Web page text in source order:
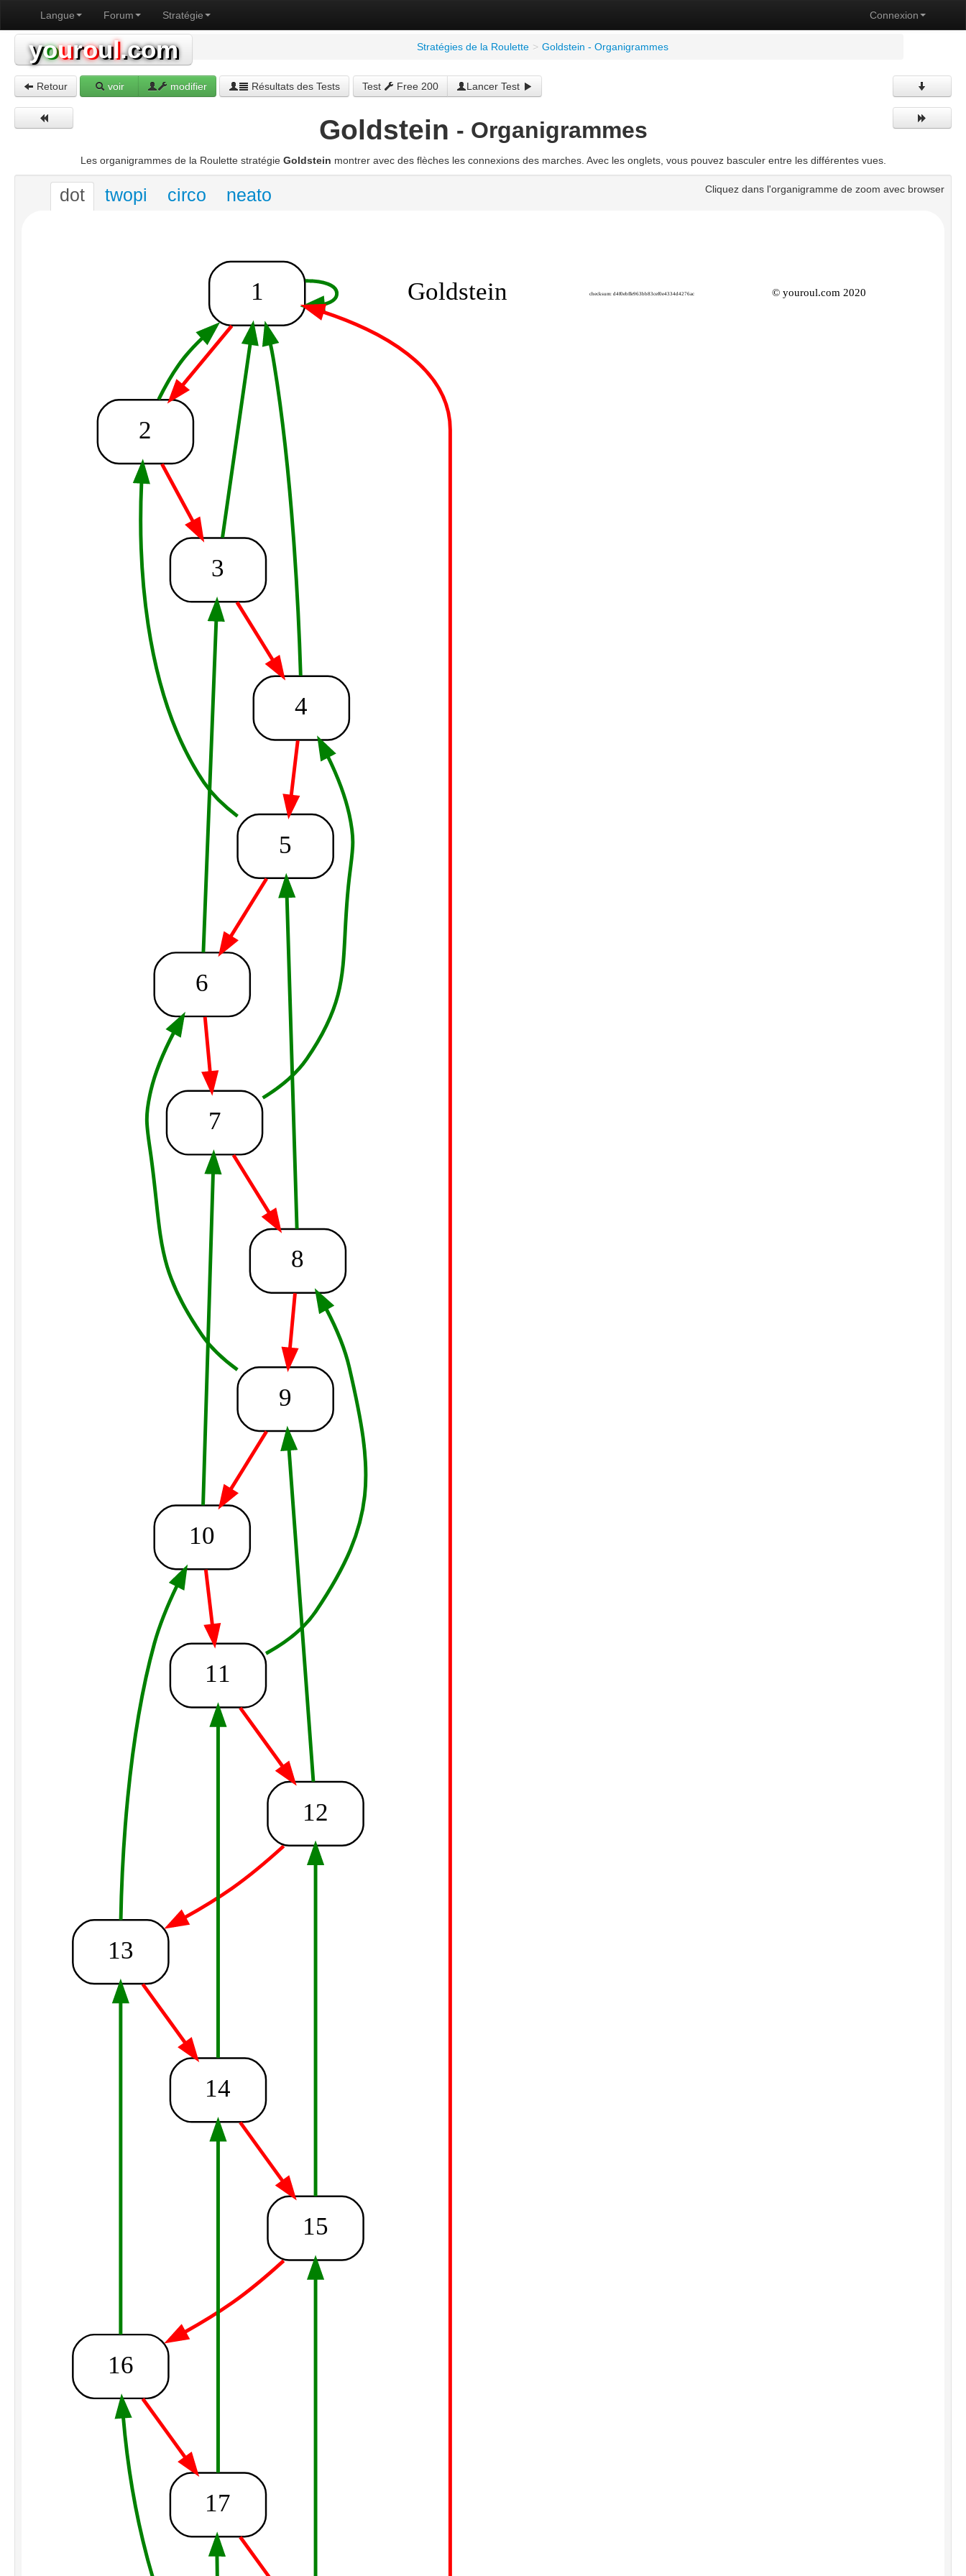
Connexion
Langue Forum Stratégie
youroul.com Stratégies de la Roulette > Goldstein - Organigrammes
Retour voir modifier Résultats des Tests Test Free 200 Lancer Test
Goldstein - Organigrammes
Les organigrammes de la Roulette stratégie Goldstein montrer avec des flèches les connexions des marches. Avec les onglets, vous pouvez basculer entre les différentes vues.
Cliquez dans l'organigramme de zoom avec browser
dot twopi circo neato